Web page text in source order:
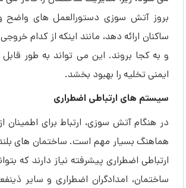
بروز آتش سوزی دستورالعمل های
ساکنان ارائه دهد، مانند اینکه از کدام
و به کجا بروند. این می تواند به طور
ایمنی تخلیه را بهبود بخشد.
سیستم های ارتباطی اضطراری
در هنگام آتش سوزی، ارتباط برای
هماهنگ بسیار مهم است. ساختمان ‌های
ارتباطی اضطراری پیشرفته نیاز دارند که
ساختمان، امدادگران اضطراری و سایر